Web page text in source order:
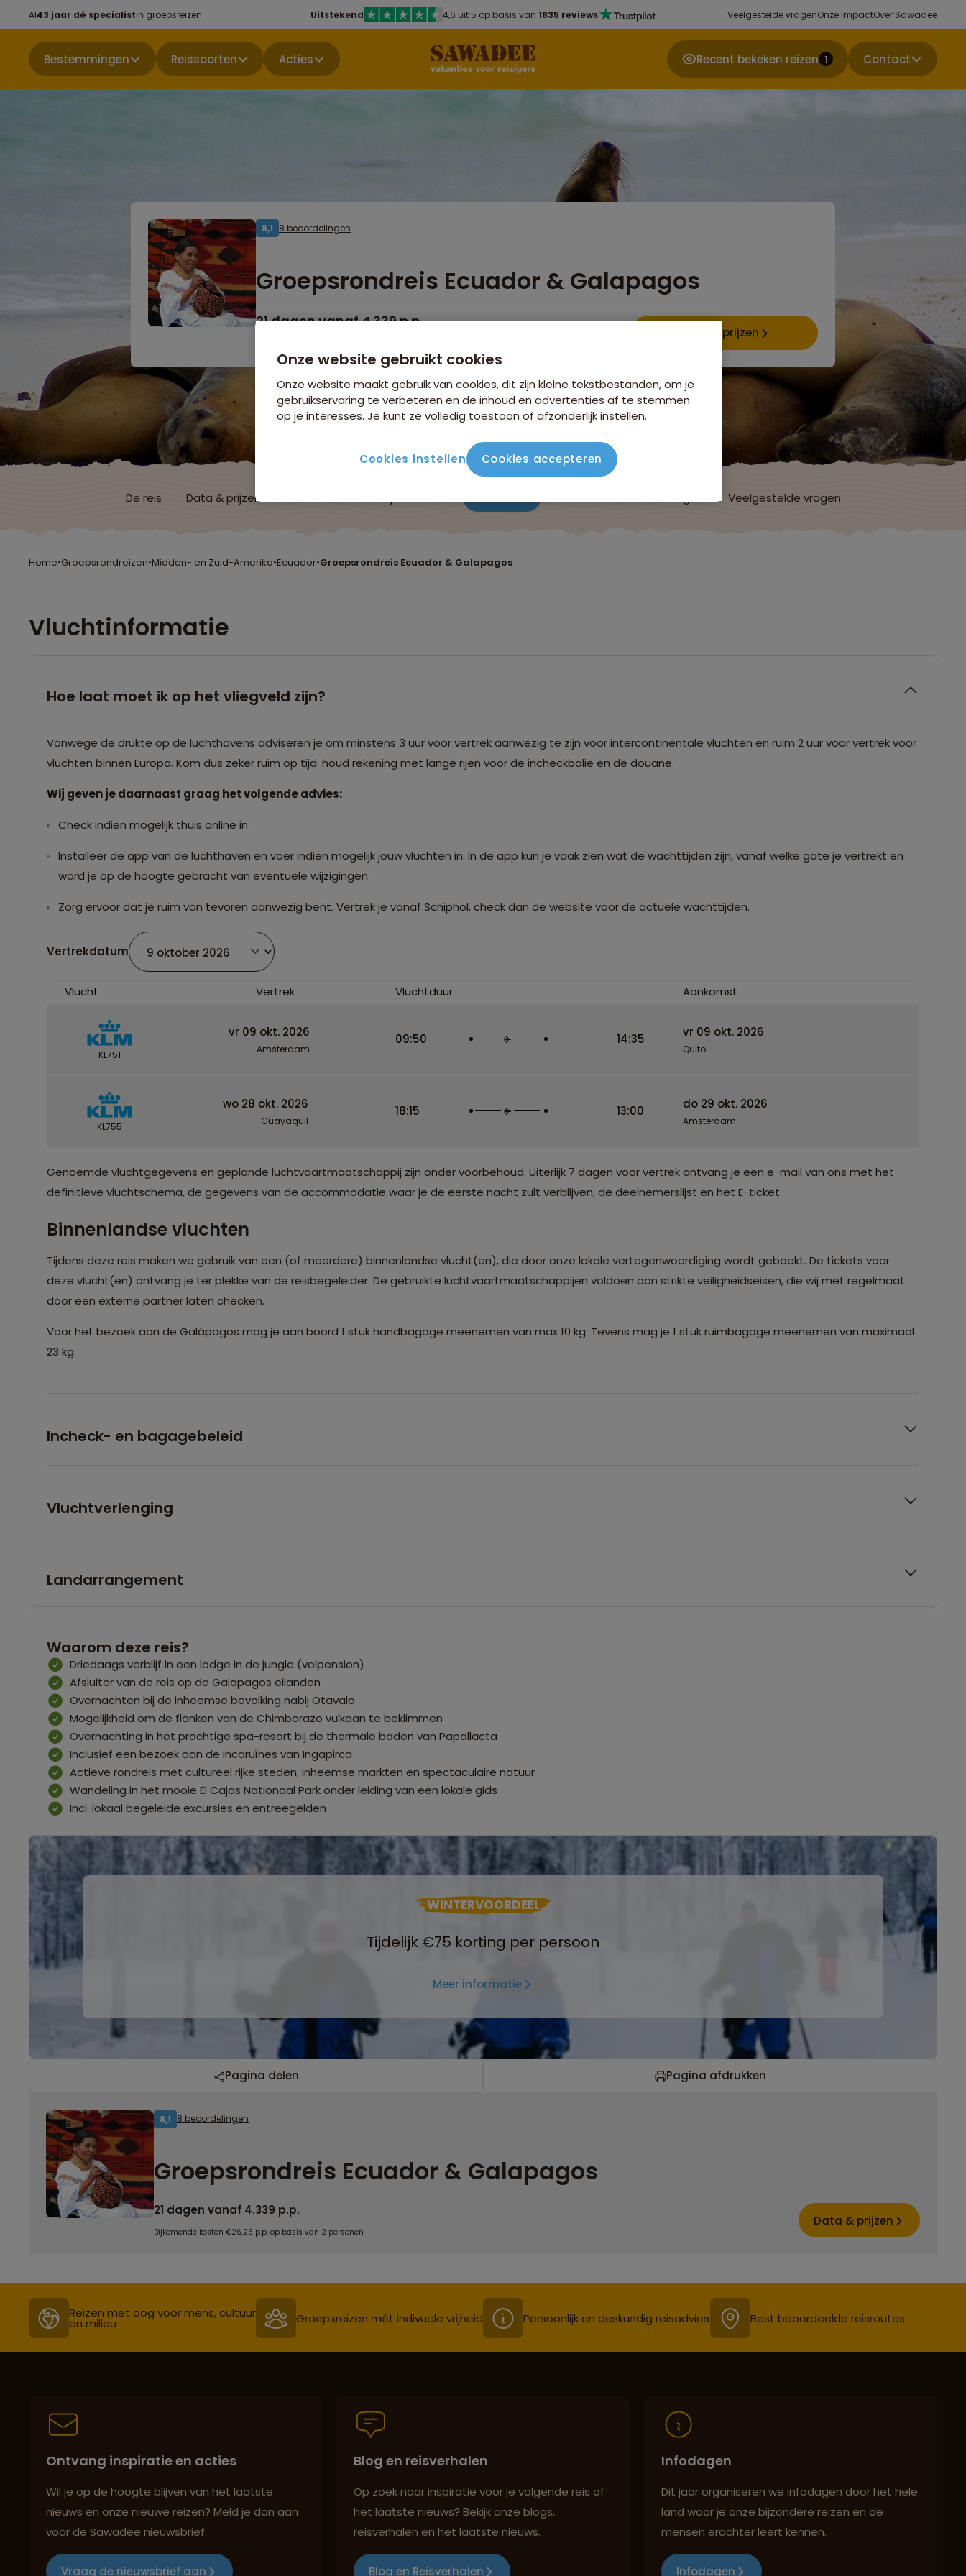
Al43 jaar dé specialistin groepsreizen Uitstekend 4,6 uit 5 op basis van 1835 reviews Veelgestelde vragenOnze impactOver Sawadee
Bestemmingen Reissoorten Acties Recent bekeken reizen 1 Contact
8,1 8 beoordelingen
Groepsrondreis Ecuador & Galapagos
21 dagen vanaf 4.339 p.p.
Data & prijzen
De reis Data & prijzen Veelgestelde vragen
Home•Groepsrondreizen•Midden- en Zuid-Amerika•Ecuador•Groepsrondreis Ecuador & Galapagos
Vluchtinformatie
Hoe laat moet ik op het vliegveld zijn?
Vanwege de drukte op de luchthavens adviseren je om minstens 3 uur voor vertrek aanwezig te zijn voor intercontinentale vluchten en ruim 2 uur voor vertrek voor
vluchten binnen Europa. Kom dus zeker ruim op tijd: houd rekening met lange rijen voor de incheckbalie en de douane.
Wij geven je daarnaast graag het volgende advies:
Check indien mogelijk thuis online in.
Installeer de app van de luchthaven en voer indien mogelijk jouw vluchten in. In de app kun je vaak zien wat de wachttijden zijn, vanaf welke gate je vertrekt en
word je op de hoogte gebracht van eventuele wijzigingen.
Zorg ervoor dat je ruim van tevoren aanwezig bent. Vertrek je vanaf Schiphol, check dan de website voor de actuele wachttijden.
Vertrekdatum
Vlucht Vertrek Vluchtduur Aankomst
KL751
vr 09 okt. 2026
Amsterdam
09:50 14:35 vr 09 okt. 2026
Quito
KL755
wo 28 okt. 2026
Guayaquil
18:15 13:00 do 29 okt. 2026
Amsterdam
Genoemde vluchtgegevens en geplande luchtvaartmaatschappij zijn onder voorbehoud. Uiterlijk 7 dagen voor vertrek ontvang je een e-mail van ons met het
definitieve vluchtschema, de gegevens van de accommodatie waar je de eerste nacht zult verblijven, de deelnemerslijst en het E-ticket.
Binnenlandse vluchten
Tijdens deze reis maken we gebruik van een (of meerdere) binnenlandse vlucht(en), die door onze lokale vertegenwoordiging wordt geboekt. De tickets voor
deze vlucht(en) ontvang je ter plekke van de reisbegeleider. De gebruikte luchtvaartmaatschappijen voldoen aan strikte veiligheidseisen, die wij met regelmaat
door een externe partner laten checken.
Voor het bezoek aan de Galápagos mag je aan boord 1 stuk handbagage meenemen van max 10 kg. Tevens mag je 1 stuk ruimbagage meenemen van maximaal
23 kg.
Incheck- en bagagebeleid
Vluchtverlenging
Landarrangement
Waarom deze reis?
Driedaags verblijf in een lodge in de jungle (volpension)
Afsluiter van de reis op de Galapagos eilanden
Overnachten bij de inheemse bevolking nabij Otavalo
Mogelijkheid om de flanken van de Chimborazo vulkaan te beklimmen
Overnachting in het prachtige spa-resort bij de thermale baden van Papallacta
Inclusief een bezoek aan de incaruïnes van Ingapirca
Actieve rondreis met cultureel rijke steden, inheemse markten en spectaculaire natuur
Wandeling in het mooie El Cajas Nationaal Park onder leiding van een lokale gids
Incl. lokaal begeleide excursies en entreegelden
WINTERVOORDEEL
Tijdelijk €75 korting per persoon
Meer informatie
Pagina delen Pagina afdrukken
8,1 8 beoordelingen
Groepsrondreis Ecuador & Galapagos
21 dagen vanaf 4.339 p.p.
Bijkomende kosten €26,25 p.p. op basis van 2 personen
Data & prijzen
Reizen met oog voor mens, cultuur
en milieu Groepsreizen mét indivuele vrijheid Persoonlijk en deskundig reisadvies Best beoordeelde reisroutes
Ontvang inspiratie en acties
Wil je op de hoogte blijven van het laatste
nieuws en onze nieuwe reizen? Meld je dan aan
voor de Sawadee nieuwsbrief.
Vraag de nieuwsbrief aan
Blog en reisverhalen
Op zoek naar inspiratie voor je volgende reis of
het laatste nieuws? Bekijk onze blogs,
reisverhalen en het laatste nieuws.
Blog en Reisverhalen
Infodagen
Dit jaar organiseren we infodagen door het hele
land waar je onze bijzondere reizen en de
mensen erachter leert kennen.
Infodagen
Onze website gebruikt cookies
Onze website maakt gebruik van cookies, dit zijn kleine tekstbestanden, om je
gebruikservaring te verbeteren en de inhoud en advertenties af te stemmen
op je interesses. Je kunt ze volledig toestaan of afzonderlijk instellen.
Cookies instellen Cookies accepteren